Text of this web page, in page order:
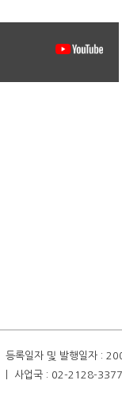
등록일자 및 발행일자 :
ㅣ 사업국 : 02-2128-3377